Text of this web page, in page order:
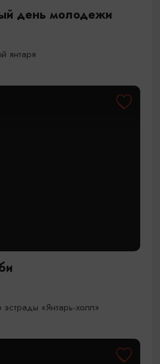
день молодежи
янтаря
эстрады «Янтарь-холл»